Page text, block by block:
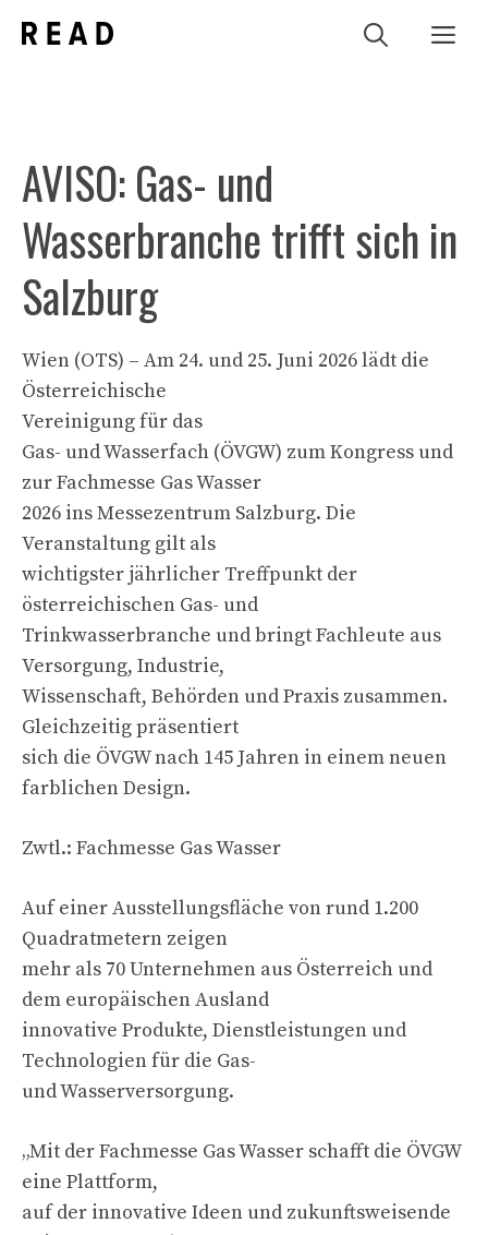
Inhalt
AVISO: Gas- und
Wasserbranche trifft sich in
Salzburg
Wien (OTS) – Am 24. und 25. Juni 2026 lädt die
Österreichische
Vereinigung für das
Gas- und Wasserfach (ÖVGW) zum Kongress und
zur Fachmesse Gas Wasser
2026 ins Messezentrum Salzburg. Die
Veranstaltung gilt als
wichtigster jährlicher Treffpunkt der
österreichischen Gas- und
Trinkwasserbranche und bringt Fachleute aus
Versorgung, Industrie,
Wissenschaft, Behörden und Praxis zusammen.
Gleichzeitig präsentiert
sich die ÖVGW nach 145 Jahren in einem neuen
farblichen Design.
Zwtl.: Fachmesse Gas Wasser
Auf einer Ausstellungsfläche von rund 1.200
Quadratmetern zeigen
mehr als 70 Unternehmen aus Österreich und
dem europäischen Ausland
innovative Produkte, Dienstleistungen und
Technologien für die Gas-
und Wasserversorgung.
„Mit der Fachmesse Gas Wasser schafft die ÖVGW
eine Plattform,
auf der innovative Ideen und zukunftsweisende